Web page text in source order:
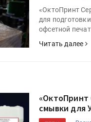
«ОктоПринт
для
офсетной
Читать далее
«ОктоПринт
смывки для